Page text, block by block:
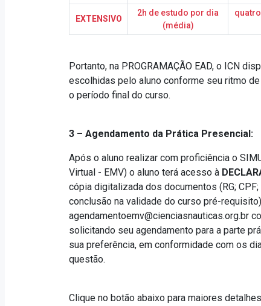
EXTENSIVO
2h de estudo por dia
(média)
Portanto, na PROGRAMAÇÃO EAD, o ICN
escolhidas pelo aluno conforme seu ritmo
o período final do curso.
3 – Agendamento da Prática Presencial:
Após o aluno realizar com proficiência o
Virtual - EMV) o aluno terá acesso à
cópia digitalizada dos documentos (RG;
conclusão na validade do curso pré-
agendamentoemv@cienciasnauticas.org.br
solicitando seu agendamento para a parte
sua preferência, em conformidade com os
questão.
Clique no botão abaixo para maiores